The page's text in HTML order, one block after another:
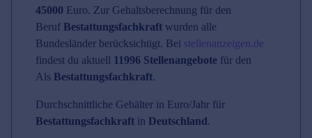
45000 Euro. Zur Gehaltsberechnung für den
Beruf Bestattungsfachkraft wurden alle
Bundesländer berücksichtigt. Bei stellenanzeigen.de
findest du aktuell 11996 Stellenangebote für den
Als Bestattungsfachkraft.
Durchschnittliche Gehälter in Euro/Jahr für
Bestattungsfachkraft in Deutschland.